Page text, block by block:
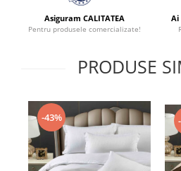
Asiguram CALITATEA
Pentru produsele comercializate!
Ai
PRODUSE
-43%